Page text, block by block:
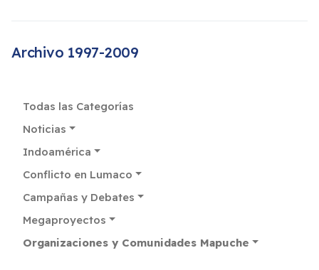
Archivo 1997-2009
Todas las Categorías
Noticias
Indoamérica
Conflicto en Lumaco
Campañas y Debates
Megaproyectos
Organizaciones y Comunidades Mapuche